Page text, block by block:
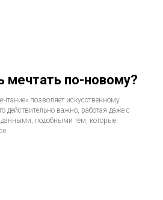
мечтать по-новому?
позволяет искусственному
действительно важно, работая даже с
подобными тем, которые